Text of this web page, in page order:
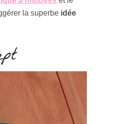
la superbe idée